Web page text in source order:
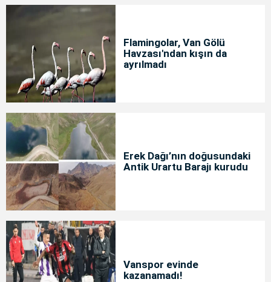
Flamingolar, Van Gölü
Havzası'ndan kışın da
ayrılmadı
Erek Dağı’nın doğusundaki
Antik Urartu Barajı kurudu
Vanspor evinde
kazanamadı!